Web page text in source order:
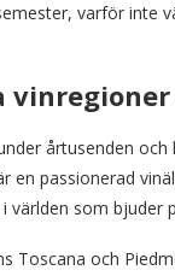
varför inte
årtusenden
passionerad
som bjuder
Toscana och